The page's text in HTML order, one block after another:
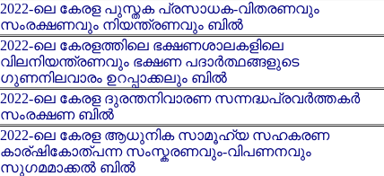
2022-ലെ കേരള പുസ്തക പ്രസാധക-വിതരണവും
സംരക്ഷണവും നിയന്ത്രണവും ബിൽ
2022-ലെ കേരളത്തിലെ ഭക്ഷണശാലകളിലെ
വിലനിയന്ത്രണവും ഭക്ഷണ പദാർത്ഥങ്ങളുടെ
ഗുണനിലവാരം ഉറപ്പാക്കലും ബിൽ
2022-ലെ കേരള ദുരന്തനിവാരണ സന്നദ്ധപ്രവർത്തകർ
സംരക്ഷണ ബിൽ
2022-ലെ കേരള ആധുനിക സാമൂഹ്യ സഹകരണ
കാര്ഷികോത്പന്ന സംസ്കരണവും-വിപണനവും
സുഗമമാക്കൽ ബിൽ